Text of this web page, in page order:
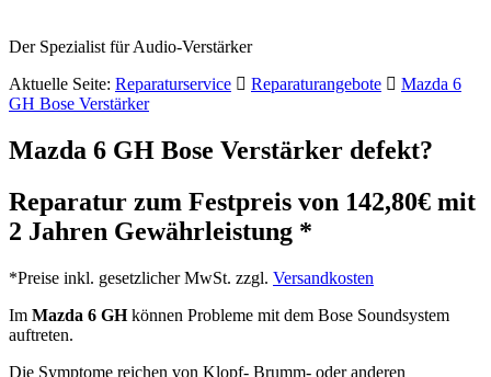
Der Spezialist für Audio-Verstärker
Aktuelle Seite: Reparaturservice Reparaturangebote
Mazda 6
GH Bose Verstärker
Mazda 6 GH Bose Verstärker defekt?
Reparatur zum Festpreis von 142,80€ mit
2 Jahren Gewährleistung *
*Preise inkl. gesetzlicher MwSt. zzgl. Versandkosten
Im Mazda 6 GHkönnen Probleme mit dem Bose Soundsystem
auftreten.
Die Symptome reichen von Klopf- Brumm- oder anderen